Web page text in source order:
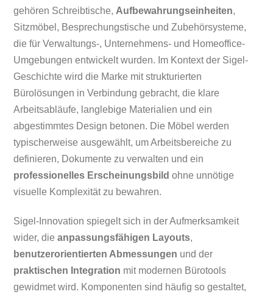
gehören Schreibtische, Aufbewahrungseinheiten,
Sitzmöbel, Besprechungstische und Zubehörsysteme,
die für Verwaltungs-, Unternehmens- und Homeoffice-
Umgebungen entwickelt wurden. Im Kontext der Sigel-
Geschichte wird die Marke mit strukturierten
Bürolösungen in Verbindung gebracht, die klare
Arbeitsabläufe, langlebige Materialien und ein
abgestimmtes Design betonen. Die Möbel werden
typischerweise ausgewählt, um Arbeitsbereiche zu
definieren, Dokumente zu verwalten und ein
professionelles Erscheinungsbild ohne unnötige
visuelle Komplexität zu bewahren.
Sigel-Innovation spiegelt sich in der Aufmerksamkeit
wider, dieanpassungsfähigen Layouts,
benutzerorientierten Abmessungen und der
praktischen Integration mit modernen Bürotools
gewidmet wird. Komponenten sind häufig so gestaltet,